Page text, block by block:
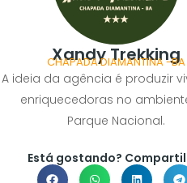
Xandy Trekking
CHAPADA DIAMANTINA -BA
A ideia da agência é produzir
enriquecedoras no
Parque Nacional.
Está gostando?